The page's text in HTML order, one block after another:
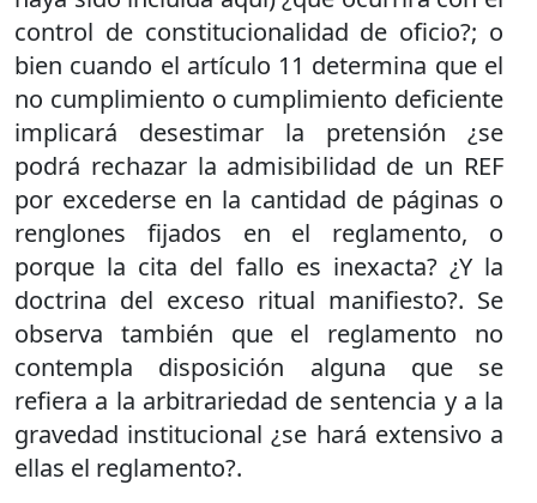
control de constitucionalidad de oficio?; o
bien cuando el artículo 11 determina que el
no cumplimiento o cumplimiento deficiente
implicará desestimar la pretensión ¿se
podrá rechazar la admisibilidad de un REF
por excederse en la cantidad de páginas o
renglones fijados en el reglamento, o
porque la cita del fallo es inexacta? ¿Y la
doctrina del exceso ritual manifiesto?. Se
observa también que el reglamento no
contempla disposición alguna que se
refiera a la arbitrariedad de sentencia y a la
gravedad institucional ¿se hará extensivo a
ellas el reglamento?.